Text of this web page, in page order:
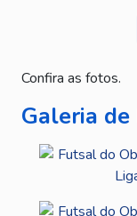
Confira as fotos.
Galeria de